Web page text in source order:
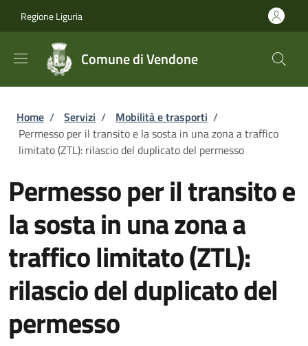
Regione Liguria
Comune di Vendone
Briciole di pane
Home / Servizi / Mobilità e trasporti /
Permesso per il transito e la sosta in una zona a traffico
limitato (ZTL): rilascio del duplicato del permesso
Permesso per il transito e
la sosta in una zona a
traffico limitato (ZTL):
rilascio del duplicato del
permesso